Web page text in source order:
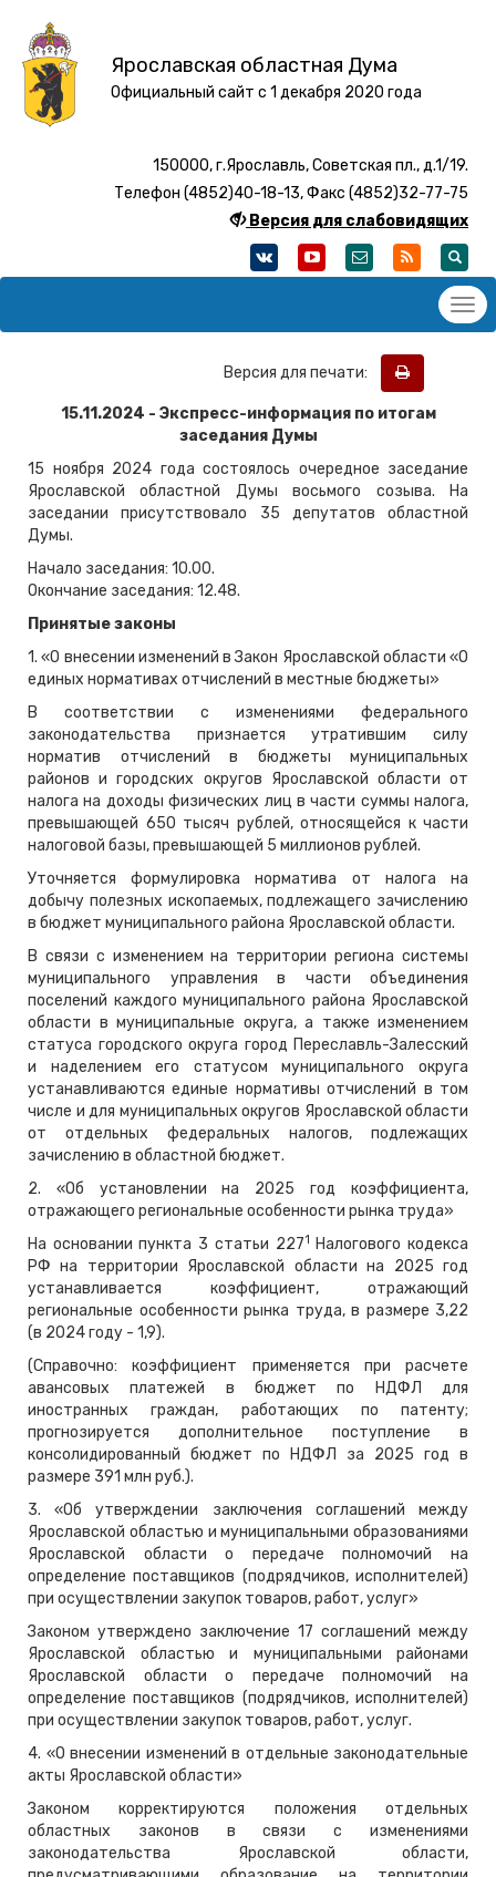
Ярославская областная Дума
Официальный сайт с 1 декабря 2020 года
150000, г.Ярославль, Советская пл., д.1/19.
Телефон (4852)40-18-13, Факс (4852)32-77-75
Версия для слабовидящих
Версия для печати:
15.11.2024 - Экспресс-информация по итогам
заседания Думы
15 ноября 2024 года состоялось очередное заседание
Ярославской областной Думы восьмого созыва. На
заседании присутствовало 35 депутатов областной
Думы.
Начало заседания: 10.00.
Окончание заседания: 12.48.
Принятые законы
1. «О внесении изменений в Закон Ярославской области «О
единых нормативах отчислений в местные бюджеты»
В соответствии с изменениями федерального
законодательства признается утратившим силу
норматив отчислений в бюджеты муниципальных
районов и городских округов Ярославской области от
налога на доходы физических лиц в части суммы налога,
превышающей 650 тысяч рублей, относящейся к части
налоговой базы, превышающей 5 миллионов рублей.
Уточняется формулировка норматива от налога на
добычу полезных ископаемых, подлежащего зачислению
в бюджет муниципального района Ярославской области.
В связи с изменением на территории региона системы
муниципального управления в части объединения
поселений каждого муниципального района Ярославской
области в муниципальные округа, а также изменением
статуса городского округа город Переславль-Залесский
и наделением его статусом муниципального округа
устанавливаются единые нормативы отчислений в том
числе и для муниципальных округов Ярославской области
от отдельных федеральных налогов, подлежащих
зачислению в областной бюджет.
2. «Об установлении на 2025 год коэффициента,
отражающего региональные особенности рынка труда»
На основании пункта 3 статьи 2271
Налогового кодекса
РФ на территории Ярославской области на 2025 год
устанавливается коэффициент, отражающий
региональные особенности рынка труда, в размере 3,22
(в 2024 году - 1,9).
(Справочно: коэффициент применяется при расчете
авансовых платежей в бюджет по НДФЛ для
иностранных граждан, работающих по патенту;
прогнозируется дополнительное поступление в
консолидированный бюджет по НДФЛ за 2025 год в
размере 391 млн руб.).
3. «Об утверждении заключения соглашений между
Ярославской областью и муниципальными образованиями
Ярославской области о передаче полномочий на
определение поставщиков (подрядчиков, исполнителей)
при осуществлении закупок товаров, работ, услуг»
Законом утверждено заключение 17 соглашений между
Ярославской областью и муниципальными районами
Ярославской области о передаче полномочий на
определение поставщиков (подрядчиков, исполнителей)
при осуществлении закупок товаров, работ, услуг.
4. «О внесении изменений в отдельные законодательные
акты Ярославской области»
Законом корректируются положения отдельных
областных законов в связи с изменениями
законодательства Ярославской области,